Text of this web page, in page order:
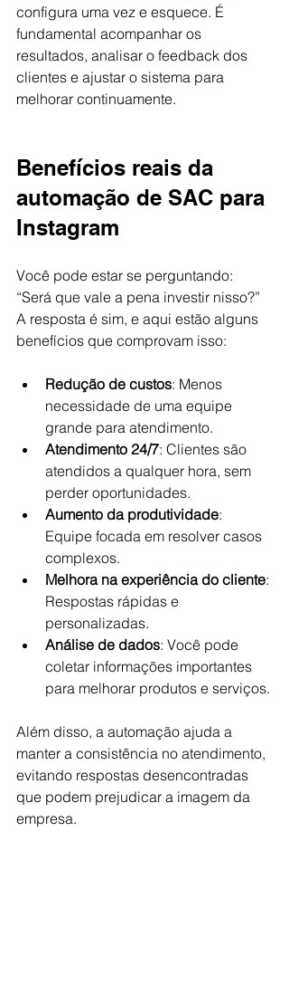
configura uma vez e esquece. É
fundamental acompanhar os
resultados, analisar o feedback dos
clientes e ajustar o sistema para
melhorar continuamente.
Benefícios reais da
automação de SAC para
Instagram
Você pode estar se perguntando:
“Será que vale a pena investir nisso?”
A resposta é sim, e aqui estão alguns
benefícios que comprovam isso:
Redução de custos: Menos
necessidade de uma equipe
grande para atendimento.
Atendimento 24/7: Clientes são
atendidos a qualquer hora, sem
perder oportunidades.
Aumento da produtividade:
Equipe focada em resolver casos
complexos.
Melhora na experiência do cliente:
Respostas rápidas e
personalizadas.
Análise de dados: Você pode
coletar informações importantes
para melhorar produtos e serviços.
Além disso, a automação ajuda a
manter a consistência no atendimento,
evitando respostas desencontradas
que podem prejudicar a imagem da
empresa.